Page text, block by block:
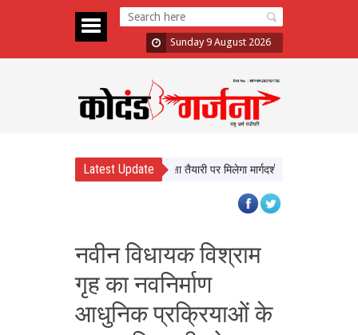
Sunday 9 August 2026
Latest Update
यूपी के छात्र, करियर और परीक्षा तैयारी पर मिलेगा मार्गदर्शन न्याय व्यवस्था को
नवीन विधायक विश्राम
गृह का नवनिर्माण
आधुनिक प्रक्रियाओं के